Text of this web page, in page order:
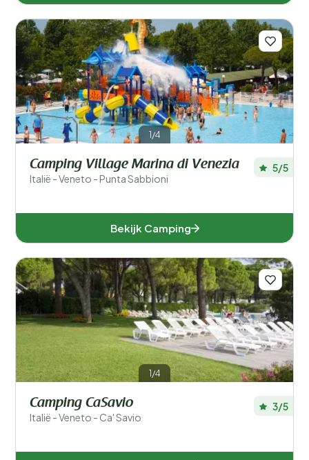
1/4
Camping Village Marina di Venezia
Italië - Veneto - Punta Sabbioni
5/5
Bekijk Camping
1/4
Camping CaSavio
Italië - Veneto - Ca' Savio
3/5